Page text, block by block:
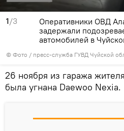
1/3
© Фото / пресс-служба ГУВД Чуйской
Оперативники ОВД
задержали
автомобилей в
26 ноября из гаража
была угнана Daewoo Nexia.